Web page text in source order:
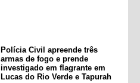
Polícia Civil apreende três
armas de fogo e prende
investigado em flagrante em
Lucas do Rio Verde e Tapurah